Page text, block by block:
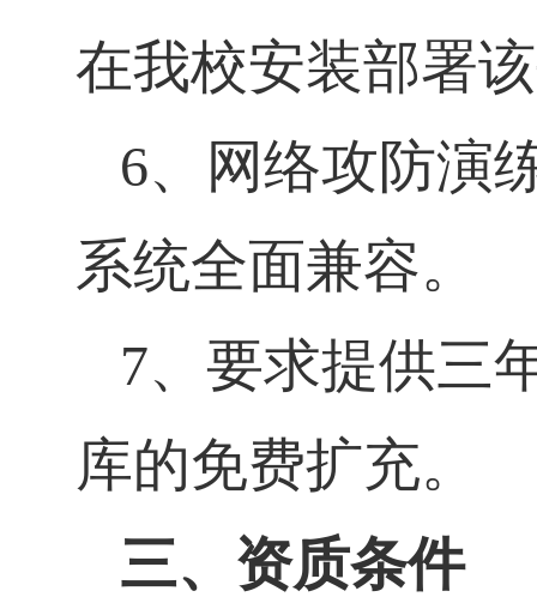
在我校安装部署
6、网络攻防演
系统全面兼容。
7、要求提供三
库的免费扩充。
三、资质条件